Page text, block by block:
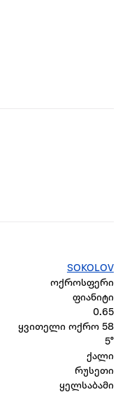
SOKOLOV
ოქროსფერი
ფიანიტი
0.65
ყვითელი ოქრო 58
5°
ქალი
რუსეთი
ყელსაბამი